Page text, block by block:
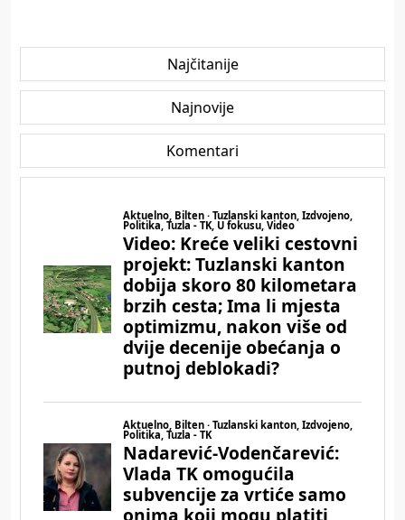
Najčitanije
Najnovije
Komentari